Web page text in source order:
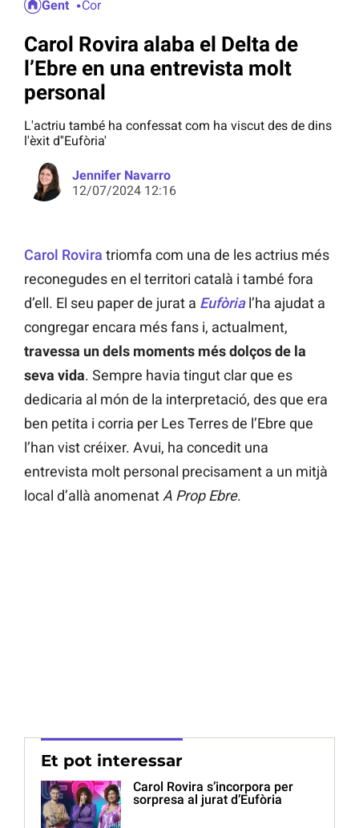
Gent Cor
Carol Rovira alaba el Delta de
l’Ebre en una entrevista molt
personal
L'actriu també ha confessat com ha viscut des de dins
l'èxit d''Eufòria'
Jennifer Navarro
12/07/2024 12:16
Carol Rovira triomfa com una de les actrius més
reconegudes en el territori català i també fora
d’ell. El seu paper de jurat a Eufòrial’ha ajudat a
congregar encara més fans i, actualment,
travessa un dels moments més dolços de la
seva vida. Sempre havia tingut clar que es
dedicaria al món de la interpretació, des que era
ben petita i corria per Les Terres de l’Ebre que
l’han vist créixer. Avui, ha concedit una
entrevista molt personal precisament a un mitjà
local d’allà anomenat A Prop Ebre.
Et pot interessar
Carol Rovira s’incorpora per
sorpresa al jurat d’Eufòria